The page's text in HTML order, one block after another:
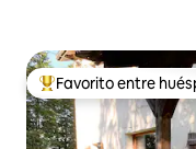
Favorito entre
Favorito entre